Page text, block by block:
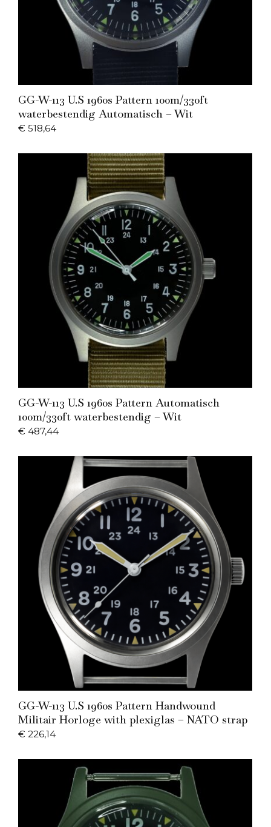
GG-W-113 U.S 1960s Pattern 100m/330ft
waterbestendig Automatisch – Wit
€ 518,64
GG-W-113 U.S 1960s Pattern Automatisch
100m/330ft waterbestendig – Wit
€ 487,44
GG-W-113 U.S 1960s Pattern Handwound
Militair Horloge with plexiglas – NATO strap
€ 226,14